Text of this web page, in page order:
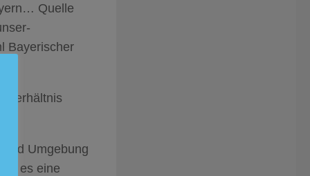
Quelle
Bayerischer
Umgebung
es eine